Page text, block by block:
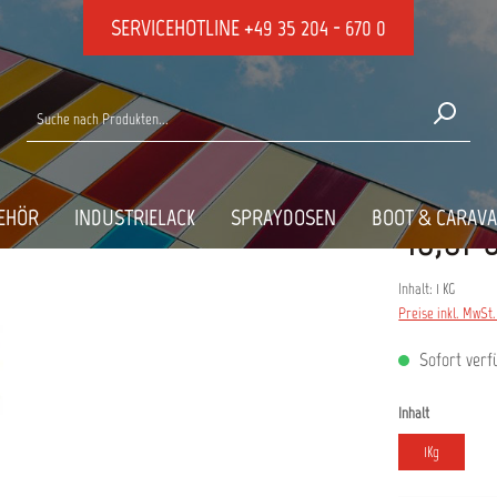
SERVICEHOTLINE+49 35 204 - 670 0
INDUSTRIELACK SPRAYDOSEN BOOT &
40,61
Inhalt: 1 KG
Preise inkl.
Sofort
Inhaltauswählen
1Kg